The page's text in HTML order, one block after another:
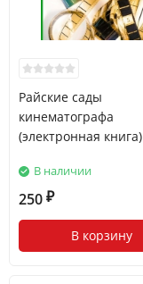
Райские сады
кинематографа
(электронная книга)
В наличии
250 ₽
В корзину